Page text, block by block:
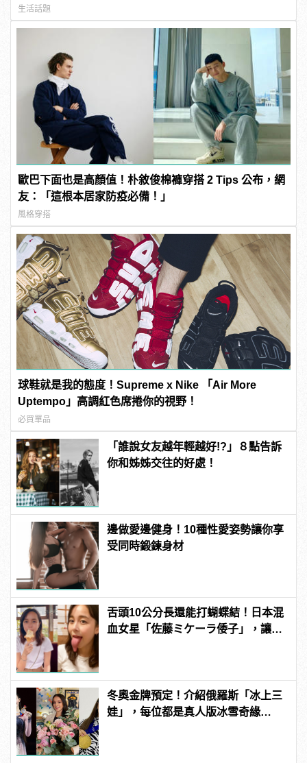
生活話題
歐巴下面也是高顏值！朴敘俊棉褲穿搭 2 Tips 公布，網
友：「這根本居家防疫必備！」
風格穿搭
球鞋就是我的態度！Supreme x Nike 「Air More
Uptempo」高調紅色席捲你的視野！
必買單品
「誰說女友越年輕越好!?」８點告訴
你和姊姊交往的好處！
邊做愛邊健身！10種性愛姿勢讓你享
受同時鍛鍊身材
舌頭10公分長還能打蝴蝶結！日本混
血女星「佐藤ミケーラ倭子」，讓人
冬奧金牌預定！介紹俄羅斯「冰上三
娃」，每位都是真人版冰雪奇緣